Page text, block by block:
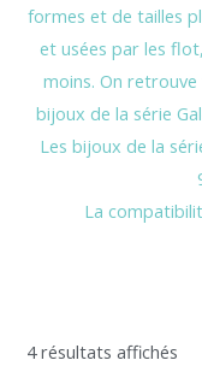
formes et de tailles
et usées par les
moins. On
bijoux de la série
Les bijoux de la
La
4 résultats affichés